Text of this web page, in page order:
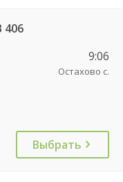
406
9:06
Остахово с.
Выбрать